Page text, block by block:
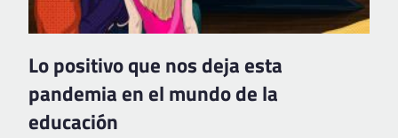
Lo positivo que nos deja esta
pandemia en el mundo de la
educación